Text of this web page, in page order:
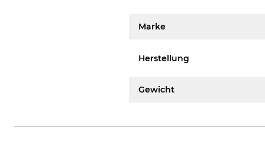
Marke
Herstellung
Gewicht